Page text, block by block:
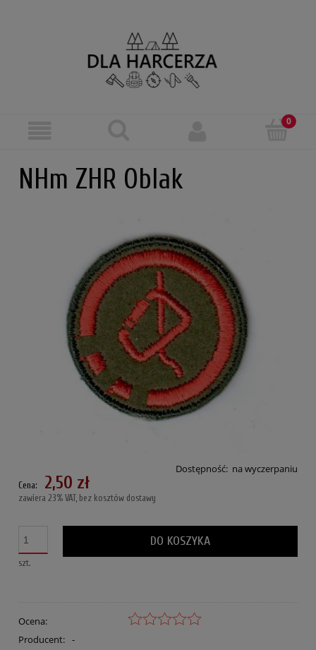
NHm ZHR Oblak
Dostępność: na wyczerpaniu
Cena: 2,50 zł
zawiera 23% VAT, bez kosztów dostawy
szt.
DO KOSZYKA
Ocena:
Producent: -